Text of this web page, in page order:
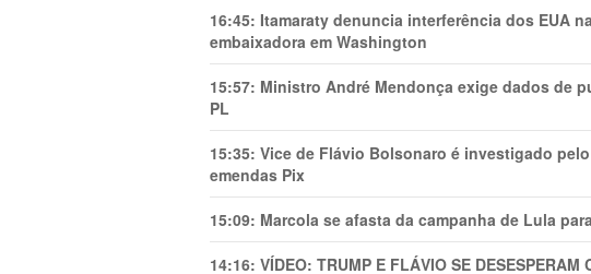
16:45: Itamaraty denuncia interferência dos EUA
embaixadora em Washington
15:57: Ministro André Mendonça exige dados de
PL
15:35: Vice de Flávio Bolsonaro é investigado
emendas Pix
15:09: Marcola se afasta da campanha de Lula
14:16: VÍDEO: TRUMP E FLÁVIO SE